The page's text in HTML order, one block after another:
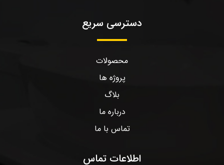
دسترسی سریع
محصولات
پروژه ها
بلاگ
درباره ما
تماس با ما
اطلاعات تماس